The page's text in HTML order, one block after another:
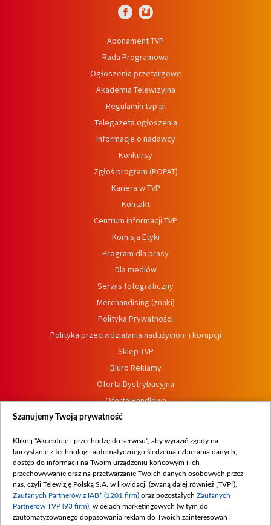
Abonament TVP
Rada Programowa
Ogłoszenia przetargowe
Akademia Telewizyjna
Regulamin tvp.pl
Telegazeta ogłoszenia
Informacje o nadawcy
Konkursy
Zgłoś program (ROPAT)
Kariera w TVP
Kontakt
Centrum informacji TVP
Komisja Etyki
Program dla prasy
Dla mediów
Serwis fotograficzny
Merchandising (znaki)
Polityka Prywatności
Polityka przeciwdziałania nadużyciom i korupcji
Sklep TVP
Biuro Reklamy
Oferta Dystrybucyjna
Oferta Handlowa
Dostępność
Procedura zgłoszeń wewnętrznych
Szanujemy Twoją prywatność
Kliknij "Akceptuję i przechodzę do serwisu", aby wyrazić zgody na
korzystanie z technologii automatycznego śledzenia i zbierania danych,
dostęp do informacji na Twoim urządzeniu końcowym i ich
przechowywanie oraz na przetwarzanie Twoich danych osobowych przez
nas, czyli Telewizję Polską S.A. w likwidacji (zwaną dalej również „TVP”),
Zaufanych Partnerów z IAB* (1201 firm) oraz pozostałych Zaufanych
Partnerów TVP (93 firm) , w celach marketingowych (w tym do
zautomatyzowanego dopasowania reklam do Twoich zainteresowań i